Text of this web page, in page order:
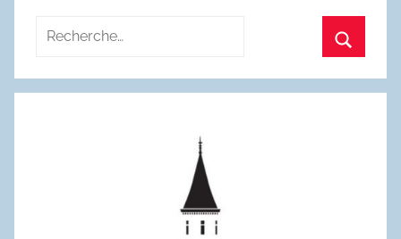
Recherche
: